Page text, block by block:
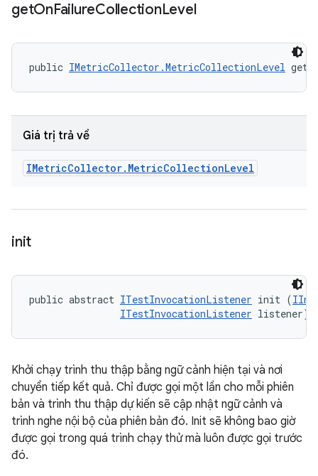
getOnFailureCollectionLevel
public IMetricCollector.MetricCollectionLevel
Giá trị trả về
IMetricCollector. MetricCollectionLevel
init
public abstract ITestInvocationListener init (
ITestInvocationListener listener)
Khởi chạy trình thu thập bằng ngữ cảnh hiện tại và nơi
chuyển tiếp kết quả. Chỉ được gọi một lần cho mỗi phiên
bản và trình thu thập dự kiến sẽ cập nhật ngữ cảnh và
trình nghe nội bộ của phiên bản đó. Init sẽ không bao giờ
được gọi trong quá trình chạy thử mà luôn được gọi trước
đó.